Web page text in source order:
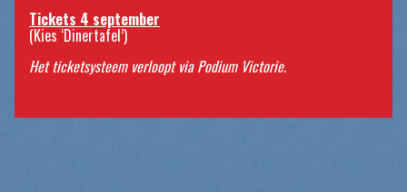
Tickets 4 september
(Kies ‘Dinertafel’)
Het ticketsysteem verloopt via Podium Victorie.